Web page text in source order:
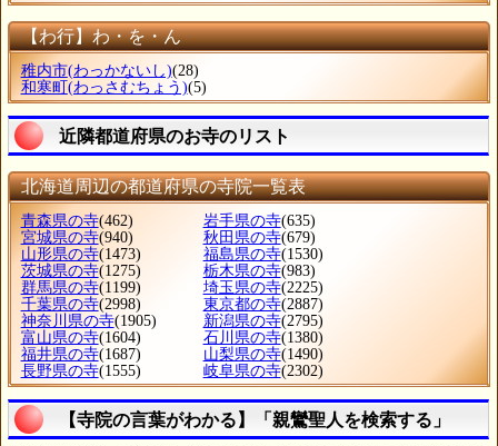
【わ行】わ・を・ん
稚内市(わっかないし)(28)
和寒町 (わっさむちょう)(5)
近隣都道府県のお寺のリスト
北海道周辺の都道府県の寺院一覧表
青森県の寺(462) 岩手県の寺(635)
宮城県の寺(940) 秋田県の寺(679)
山形県の寺(1473) 福島県の寺(1530)
茨城県の寺(1275) 栃木県の寺(983)
群馬県の寺(1199) 埼玉県の寺(2225)
千葉県の寺(2998) 東京都の寺(2887)
神奈川県の寺(1905) 新潟県の寺(2795)
富山県の寺(1604) 石川県の寺(1380)
福井県の寺(1687) 山梨県の寺(1490)
長野県の寺(1555) 岐阜県の寺(2302)
【寺院の言葉がわかる】「親鸞聖人を検索する」